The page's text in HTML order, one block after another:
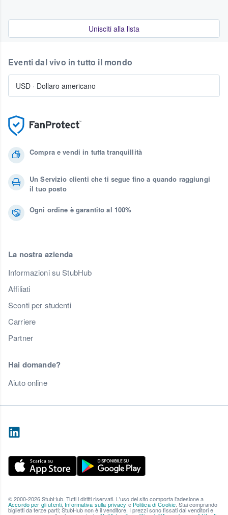
Unisciti alla lista
Compra e vendi in tutta tranquillità
Un Servizio clienti che ti segue fino a quando raggiungi
il tuo posto
Ogni ordine è garantito al 100%
La nostra azienda
Informazioni su StubHub
Affiliati
Sconti per studenti
Carriere
Partner
Hai domande?
Aiuto online
Eventi dal vivo in tutto il mondo
USD · Dollaro americano
© 2000-2026 StubHub. Tutti i diritti riservati. L'uso del sito comporta l'adesione a
Accordo per gli utenti, Informativa sulla privacy e Politica di Cookie. Stai comprando
biglietti da terze parti; StubHub non è il venditore. I prezzi sono fissati dai venditori e